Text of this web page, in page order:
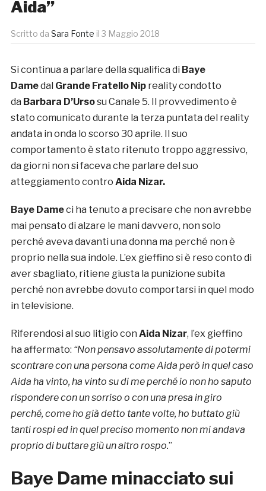
Aida”
Scritto da Sara Fonte il 3 Maggio 2018
Si continua a parlare della squalifica di Baye
Damedal Grande Fratello Nip reality condotto
da Barbara D’Ursosu Canale 5. Il provvedimento è
stato comunicato durante la terza puntata del reality
andata in onda lo scorso 30 aprile. Il suo
comportamento è stato ritenuto troppo aggressivo,
da giorni non si faceva che parlare del suo
atteggiamento contro Aida Nizar.
Baye Dameci ha tenuto a precisare che non avrebbe
mai pensato di alzare le mani davvero, non solo
perché aveva davanti una donna ma perché non è
proprio nella sua indole. L’ex gieffino si è reso conto di
aver sbagliato, ritiene giusta la punizione subita
perché non avrebbe dovuto comportarsi in quel modo
in televisione.
Riferendosi al suo litigio con Aida Nizar, l’ex gieffino
ha affermato: “Non pensavo assolutamente di potermi
scontrare con una persona come Aida però in quel caso
Aida ha vinto, ha vinto su di me perché io non ho saputo
rispondere con un sorriso o con una presa in giro
perché, come ho già detto tante volte, ho buttato giù
tanti rospi ed in quel preciso momento non mi andava
proprio di buttare giù un altro rospo.”
Baye Dame minacciato sui